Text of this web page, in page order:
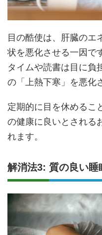
目の酷使は、肝臓のエ
状を悪化させる一因で
タイムや読書は目に負
の「上熱下寒」を悪化
定期的に目を休めるこ
の健康に良いとされる
れます。
解消法3: 質の良い睡